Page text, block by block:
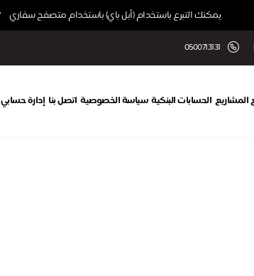
يمكنك التبرع باستخدام (أبل باي) باستخدام متصفح سفاري
0500713131
المشاريع الحسابات البنكية سياسة الخصوصية اتصل بنا إدارة حسابي